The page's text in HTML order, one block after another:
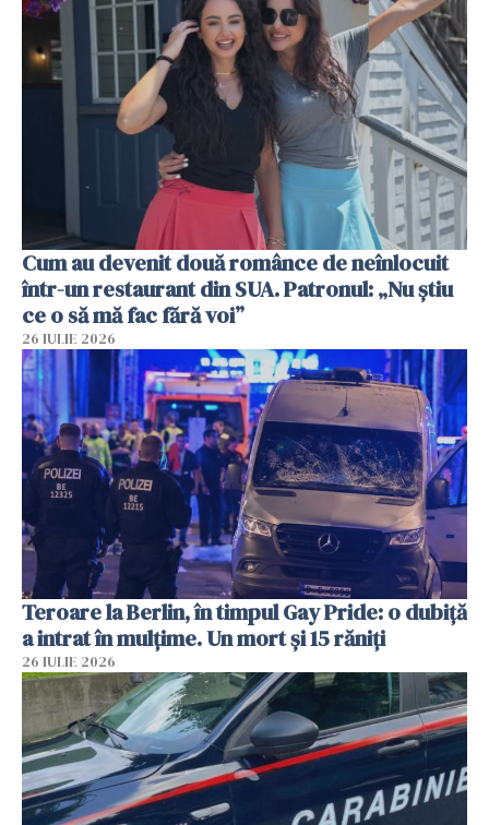
Cum au devenit două românce de neînlocuit
într-un restaurant din SUA. Patronul: „Nu știu
ce o să mă fac fără voi”
26 IULIE 2026
Teroare la Berlin, în timpul Gay Pride: o dubiță
a intrat în mulțime. Un mort și 15 răniți
26 IULIE 2026